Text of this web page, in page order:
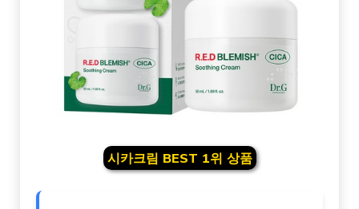
시카크림 BEST 1위 상품